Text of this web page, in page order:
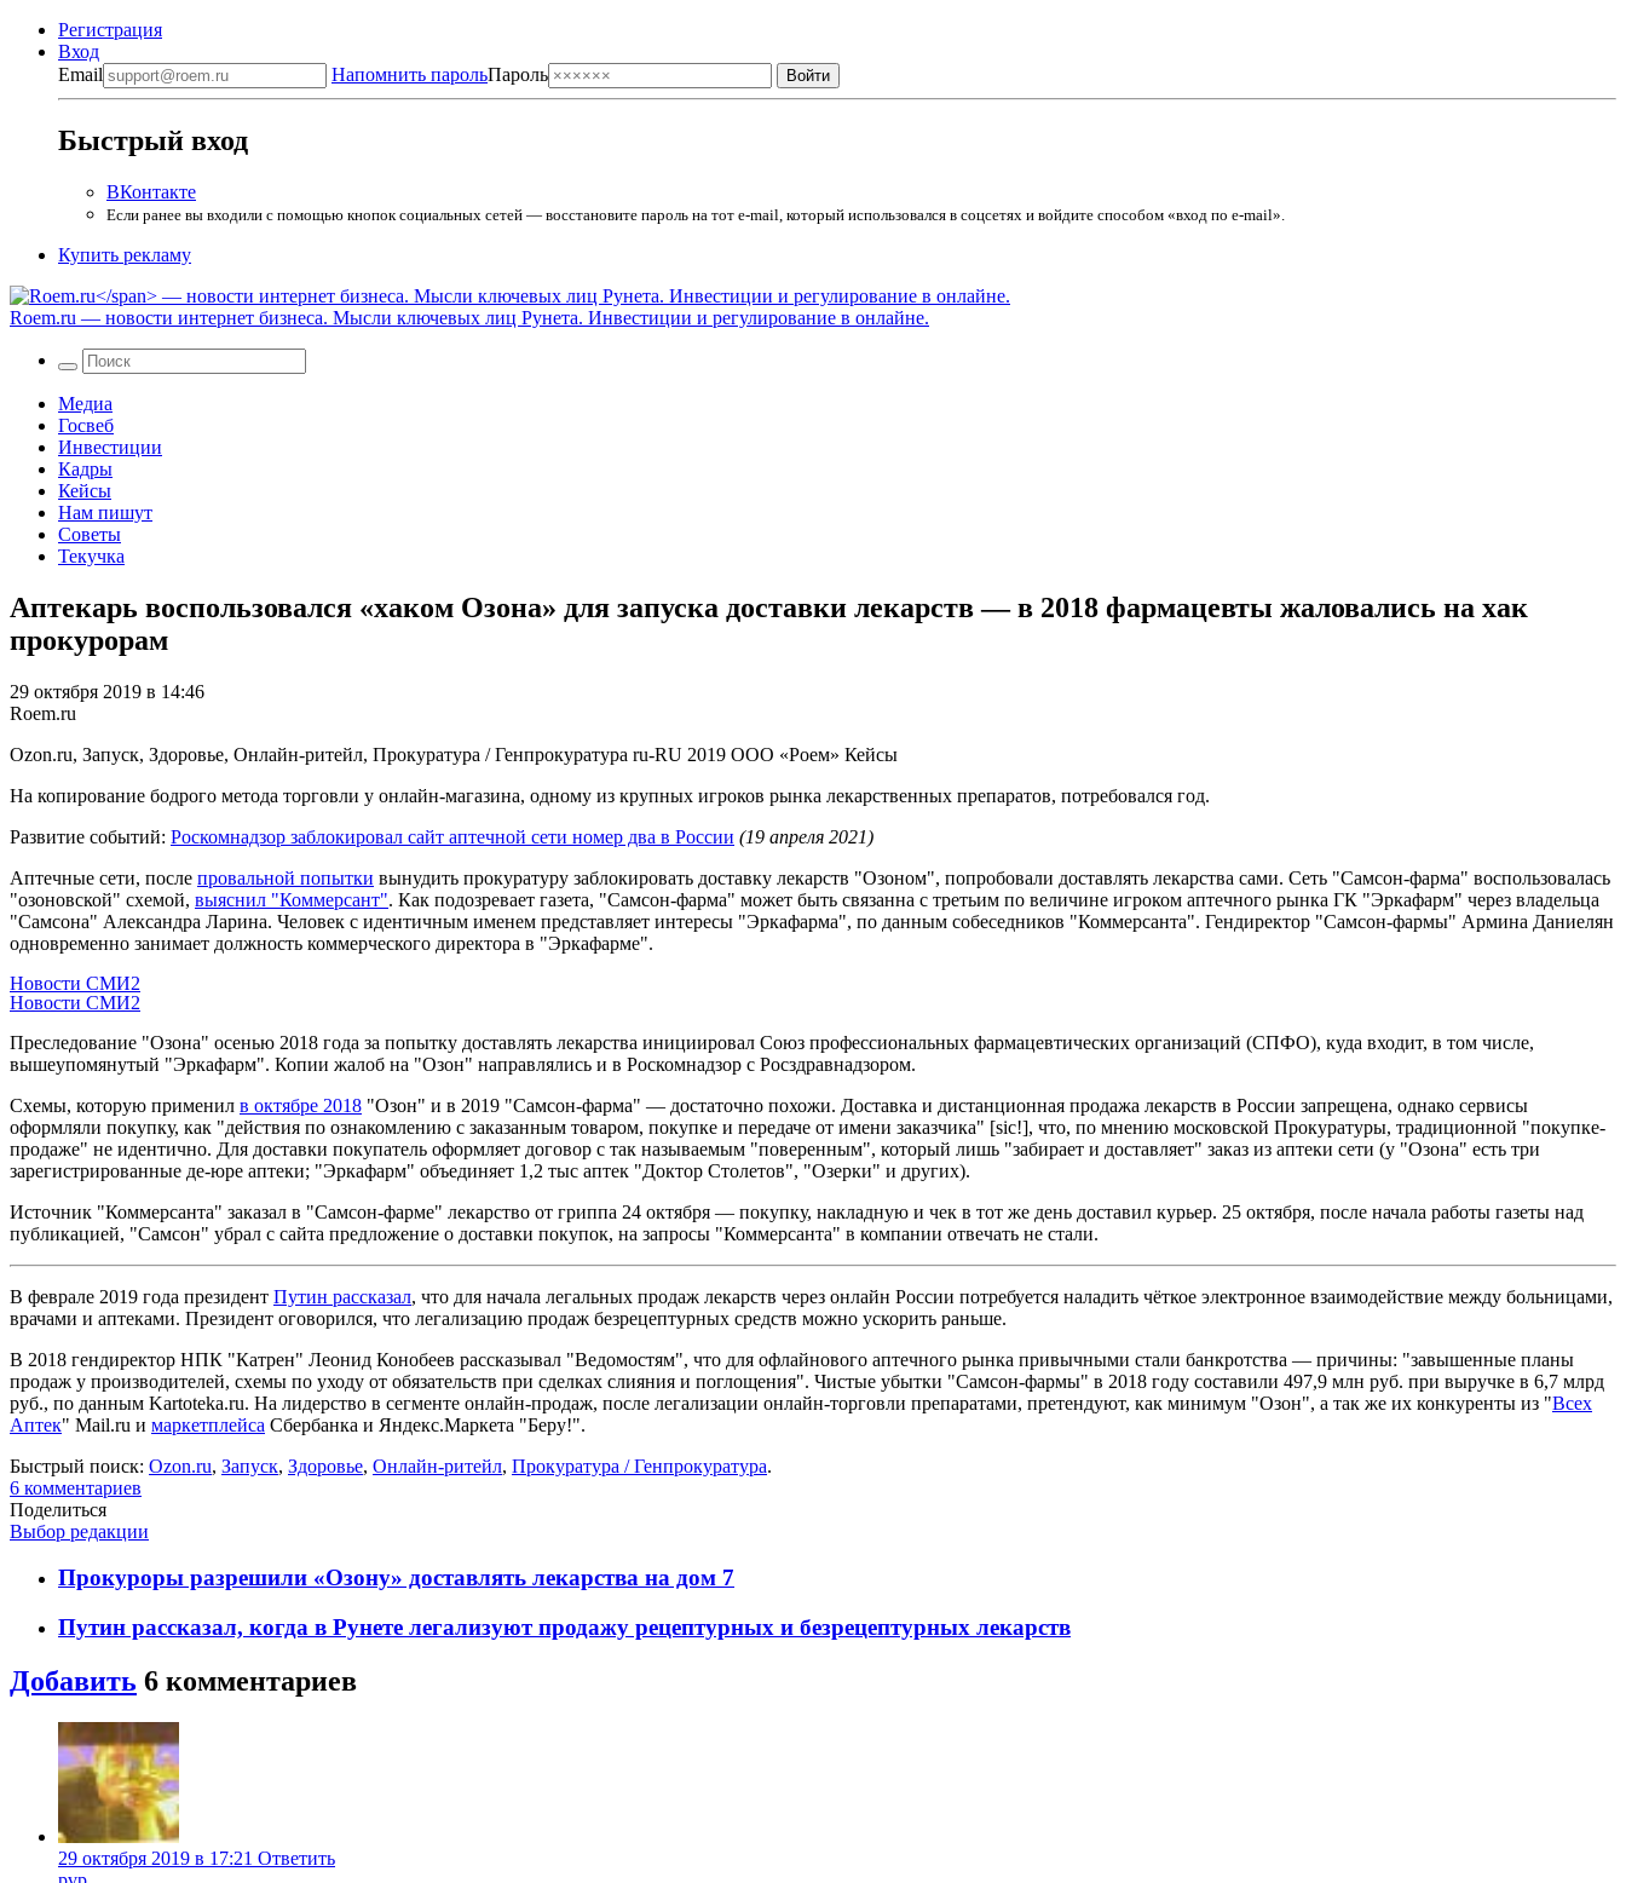
Регистрация
Вход
Email
Напомнить парольПароль
Быстрый вход
ВКонтакте
Если ранее вы входили с помощью кнопок социальных сетей — восстановите пароль на тот e-mail, который использовался в соцсетях и войдите способом «вход по e-mail».
Купить рекламу
Roem.ru — новости интернет бизнеса. Мысли ключевых лиц Рунета. Инвестиции и регулирование в онлайне.
Медиа
Госвеб
Инвестиции
Кадры
Кейсы
Нам пишут
Советы
Текучка
Аптекарь воспользовался «хаком Озона» для запуска доставки лекарств — в 2018 фармацевты жаловались на хак
прокурорам
29 октября 2019 в 14:46
Roem.ru
Ozon.ru, Запуск, Здоровье, Онлайн-ритейл, Прокуратура / Генпрокуратура ru-RU 2019 ООО «Роем» Кейсы
На копирование бодрого метода торговли у онлайн-магазина, одному из крупных игроков рынка лекарственных препаратов, потребовался год.
Развитие событий: Роскомнадзор заблокировал сайт аптечной сети номер два в России (19 апреля 2021)
Аптечные сети, после провальной попытки вынудить прокуратуру заблокировать доставку лекарств "Озоном", попробовали доставлять лекарства сами. Сеть "Самсон-фарма" воспользовалась
"озоновской" схемой, выяснил "Коммерсант". Как подозревает газета, "Самсон-фарма" может быть связанна с третьим по величине игроком аптечного рынка ГК "Эркафарм" через владельца
"Самсона" Александра Ларина. Человек с идентичным именем представляет интересы "Эркафарма", по данным собеседников "Коммерсанта". Гендиректор "Самсон-фармы" Армина Даниелян
одновременно занимает должность коммерческого директора в "Эркафарме".
Новости СМИ2
Новости СМИ2
Преследование "Озона" осенью 2018 года за попытку доставлять лекарства инициировал Союз профессиональных фармацевтических организаций (СПФО), куда входит, в том числе,
вышеупомянутый "Эркафарм". Копии жалоб на "Озон" направлялись и в Роскомнадзор с Росздравнадзором.
Схемы, которую применил в октябре 2018 "Озон" и в 2019 "Самсон-фарма" — достаточно похожи. Доставка и дистанционная продажа лекарств в России запрещена, однако сервисы
оформляли покупку, как "действия по ознакомлению с заказанным товаром, покупке и передаче от имени заказчика" [sic!], что, по мнению московской Прокуратуры, традиционной "покупке-
продаже" не идентично. Для доставки покупатель оформляет договор с так называемым "поверенным", который лишь "забирает и доставляет" заказ из аптеки сети (у "Озона" есть три
зарегистрированные де-юре аптеки; "Эркафарм" объединяет 1,2 тыс аптек "Доктор Столетов", "Озерки" и других).
Источник "Коммерсанта" заказал в "Самсон-фарме" лекарство от гриппа 24 октября — покупку, накладную и чек в тот же день доставил курьер. 25 октября, после начала работы газеты над
публикацией, "Самсон" убрал с сайта предложение о доставки покупок, на запросы "Коммерсанта" в компании отвечать не стали.
В феврале 2019 года президент Путин рассказал, что для начала легальных продаж лекарств через онлайн России потребуется наладить чёткое электронное взаимодействие между больницами,
врачами и аптеками. Президент оговорился, что легализацию продаж безрецептурных средств можно ускорить раньше.
В 2018 гендиректор НПК "Катрен" Леонид Конобеев рассказывал "Ведомостям", что для офлайнового аптечного рынка привычными стали банкротства — причины: "завышенные планы
продаж у производителей, схемы по уходу от обязательств при сделках слияния и поглощения". Чистые убытки "Самсон-фармы" в 2018 году составили 497,9 млн руб. при выручке в 6,7 млрд
руб., по данным Kartoteka.ru. На лидерство в сегменте онлайн-продаж, после легализации онлайн-торговли препаратами, претендуют, как минимум "Озон", а так же их конкуренты из "Всех
Аптек" Mail.ru и маркетплейса Сбербанка и Яндекс.Маркета "Беру!".
Быстрый поиск: Ozon.ru, Запуск, Здоровье, Онлайн-ритейл, Прокуратура / Генпрокуратура.
6 комментариев
Поделиться
Выбор редакции
Прокуроры разрешили «Озону» доставлять лекарства на дом 7
Путин рассказал, когда в Рунете легализуют продажу рецептурных и безрецептурных лекарств
Добавить 6 комментариев
29 октября 2019 в 17:21 Ответить